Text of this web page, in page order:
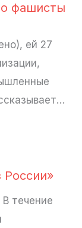
фашисты
ей 27
течение